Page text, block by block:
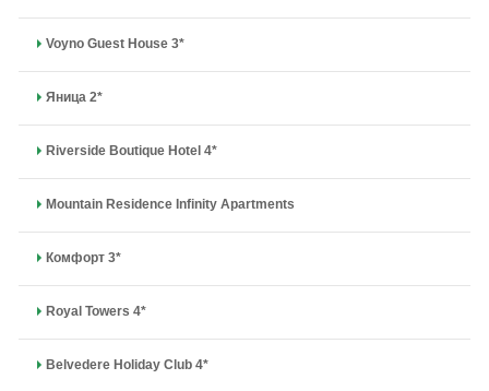
Voyno Guest House 3*
Яница 2*
Riverside Boutique Hotel 4*
Mountain Residence Infinity Apartments
Комфорт 3*
Royal Towers 4*
Belvedere Holiday Club 4*